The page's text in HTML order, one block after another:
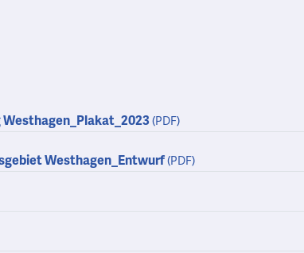
(PDF)
Westhagen_Entwurf(PDF)